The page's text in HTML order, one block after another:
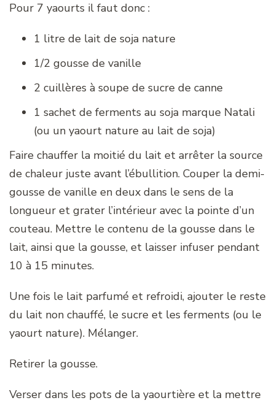
Pour 7 yaourts il faut donc :
1 litre de lait de soja nature
1/2 gousse de vanille
2 cuillères à soupe de sucre de canne
1 sachet de ferments au soja marque Natali
(ou un yaourt nature au lait de soja)
Faire chauffer la moitié du lait et arrêter la source
de chaleur juste avant l’ébullition. Couper la demi-
gousse de vanille en deux dans le sens de la
longueur et grater l’intérieur avec la pointe d’un
couteau. Mettre le contenu de la gousse dans le
lait, ainsi que la gousse, et laisser infuser pendant
10 à 15 minutes.
Une fois le lait parfumé et refroidi, ajouter le reste
du lait non chauffé, le sucre et les ferments (ou le
yaourt nature). Mélanger.
Retirer la gousse.
Verser dans les pots de la yaourtière et la mettre